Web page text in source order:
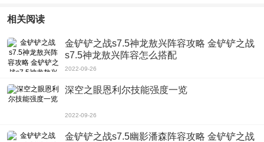
相关阅读
金铲铲之战s7.5神龙敖兴阵容攻略 金铲铲之战
s7.5神龙敖兴阵容怎么搭配
2022-09-26
深空之眼恩利尔技能强度一览
2022-09-26
金铲铲之战s7.5幽影潘森阵容攻略 金铲铲之战